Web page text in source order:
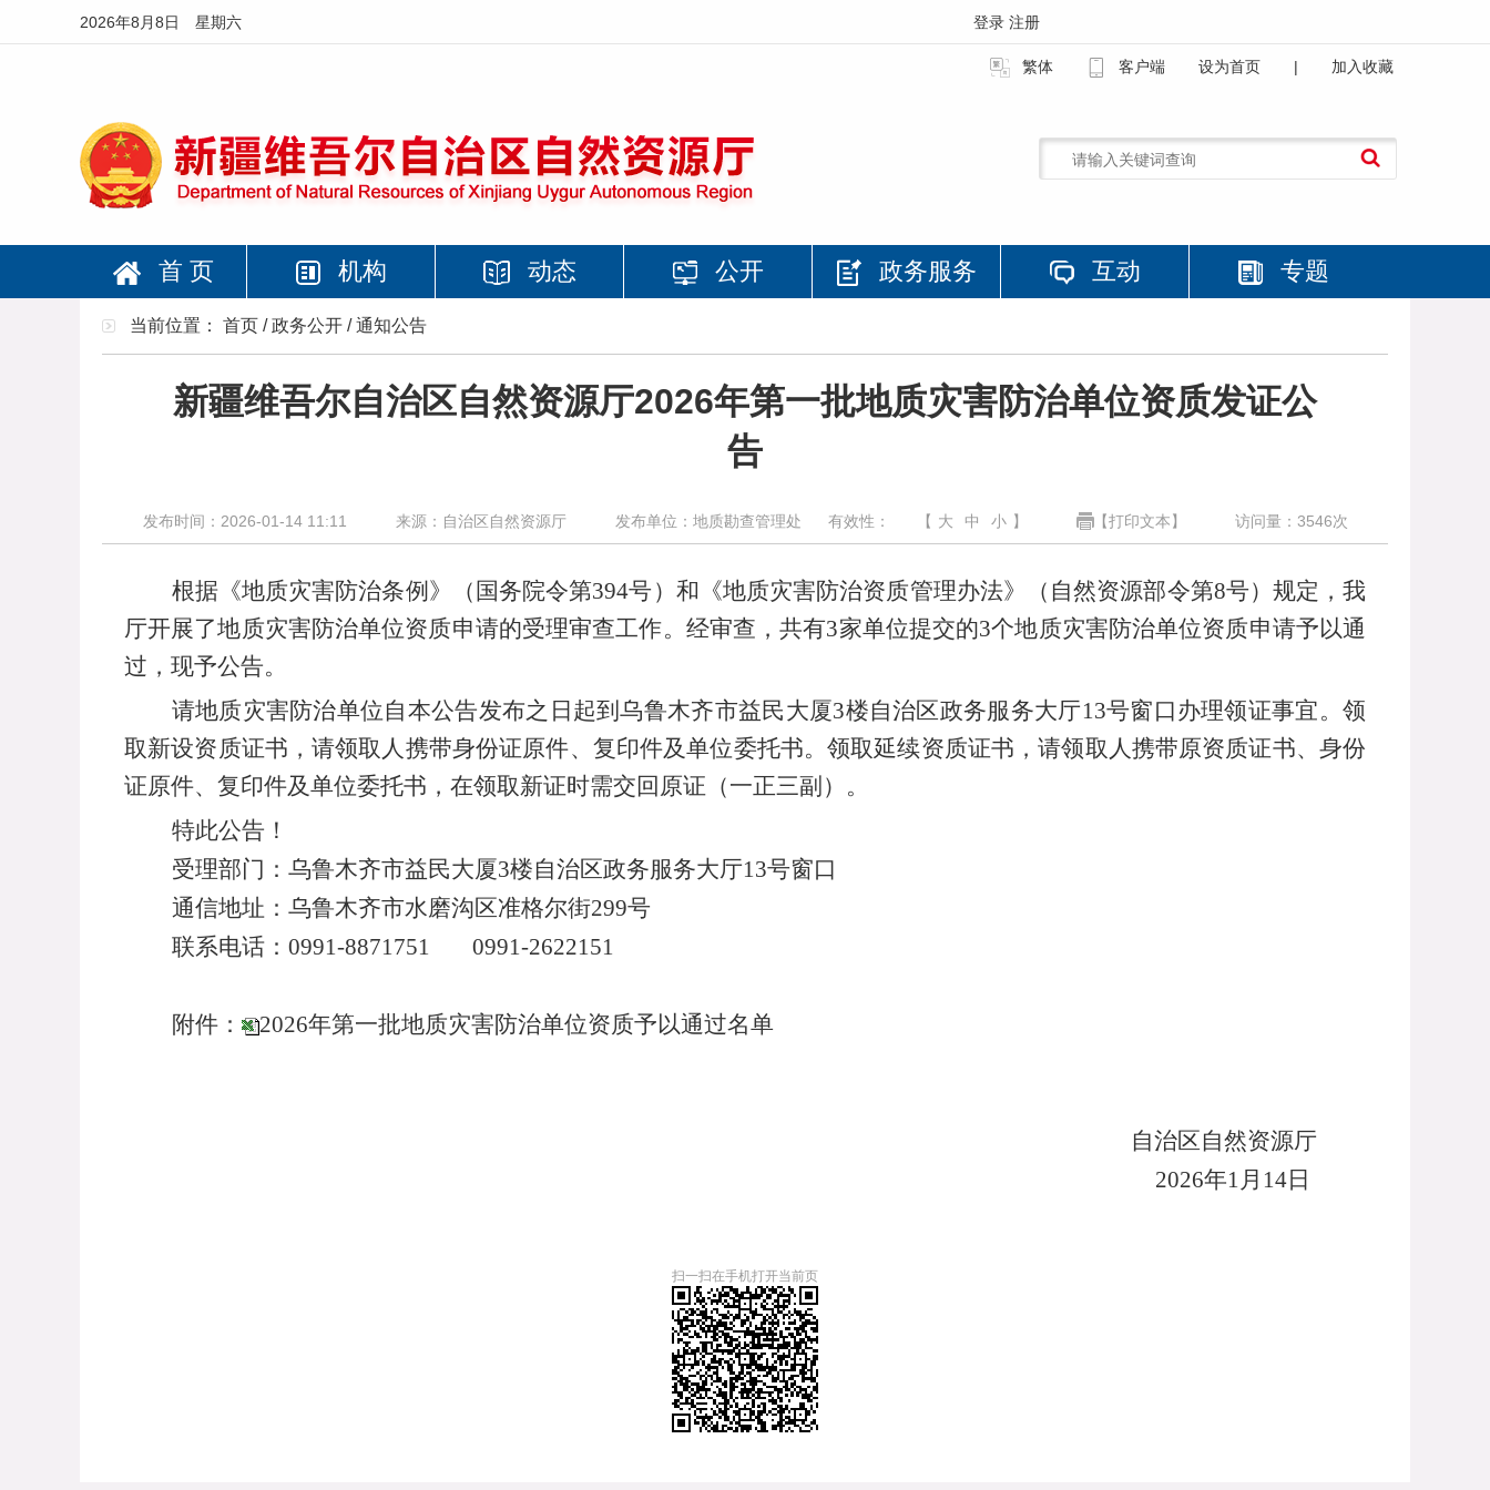
2026年8月8日 星期六 登录 注册
繁体 客户端 设为首页 | 加入收藏
首 页 机构 动态 公开 政务服务 互动 专题
当前位置： 首页 /政务公开 /通知公告
新疆维吾尔自治区自然资源厅2026年第一批地质灾害防治单位资质发证公
告
发布时间：2026-01-14 11:11 来源：自治区自然资源厅 发布单位：地质勘查管理处 有效性： 【 大 中 小 】 【打印文本】 访问量： 3546次
根据《地质灾害防治条例》（国务院令第394号）和《地质灾害防治资质管理办法》（自然资源部令第8号）规定 ，我
厅开展了地质灾害防治单位资质申请的受理审查工作。经审查，共有3家单位提交的3个地质灾害防治单位资质申请予以通
过，现予公告。
请地质灾害防治单位自本公告发布之日起到乌鲁木齐市益民大厦3楼自治区政务服务大厅13号窗口办理领证事宜。领
取新设资质证书，请领取人携带身份证原件、复印件及单位委托书。领取延续资质证书，请领取人携带原资质证书、身份
证原件、复印件及单位委托书，在领取新证时需交回原证（一正三副）。
特此公告！
受理部门：乌鲁木齐市益民大厦3楼自治区政务服务大厅13号窗口
通信地址：乌鲁木齐市水磨沟区准格尔街299号
联系电话： 0991-8871751 0991-2622151
附件： 2026年第一批地质灾害防治单位资质予以通过名单
自治区自然资源厅
2026年1月 14日
扫一扫在手机打开当前页